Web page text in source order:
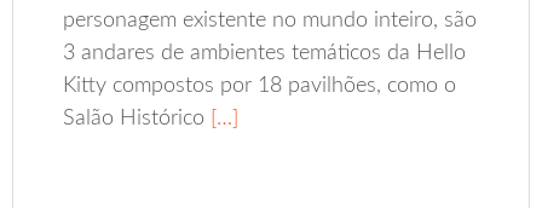
personagem existente no mundo inteiro, são
3 andares de ambientes temáticos da Hello
Kitty compostos por 18 pavilhões, como o
Salão Histórico […]